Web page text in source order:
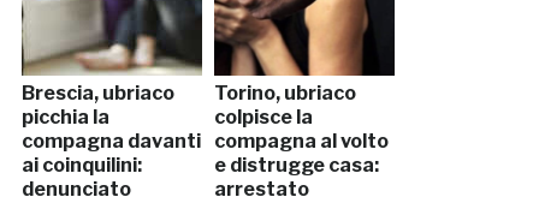
Brescia, ubriaco
picchia la
compagna davanti
ai coinquilini:
denunciato
Torino, ubriaco
colpisce la
compagna al volto
e distrugge casa:
arrestato